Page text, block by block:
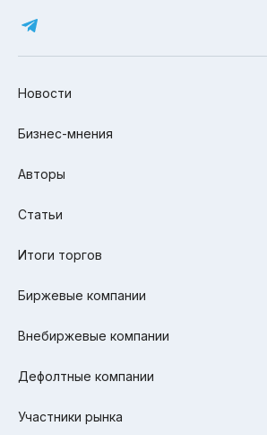
Новости
Бизнес-мнения
Авторы
Статьи
Итоги торгов
Биржевые компании
Внебиржевые компании
Дефолтные компании
Участники рынка